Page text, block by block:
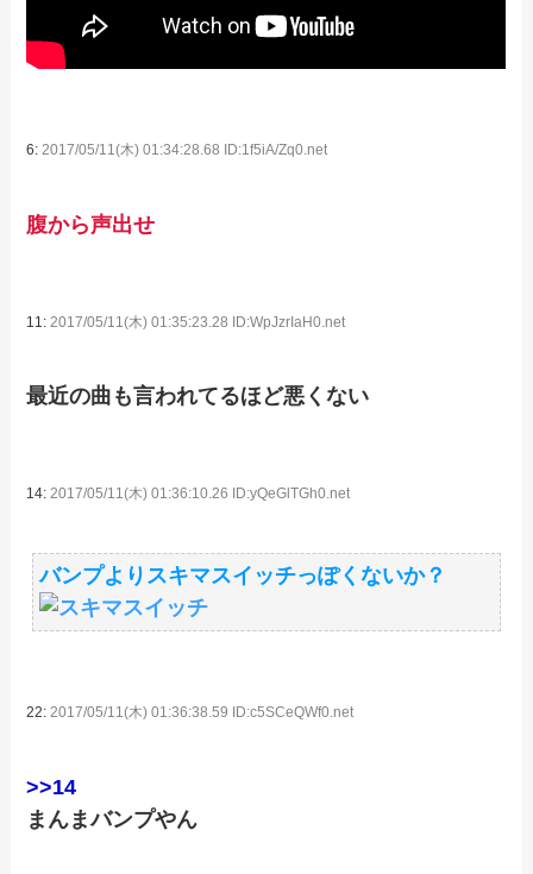
6:2017/05/11(木) 01:34:28.68 ID:1f5iA/Zq0.net
腹から声出せ
11: 2017/05/11(木) 01:35:23.28 ID:WpJzrIaH0.net
最近の曲も言われてるほど悪くない
14:2017/05/11(木) 01:36:10.26 ID:yQeGlTGh0.net
バンプよりスキマスイッチっぽくないか？
22:2017/05/11(木) 01:36:38.59 ID:c5SCeQWf0.net
>>14
まんまバンプやん